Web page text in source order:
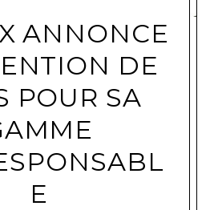
ANNONCE
DE
POUR SA
E